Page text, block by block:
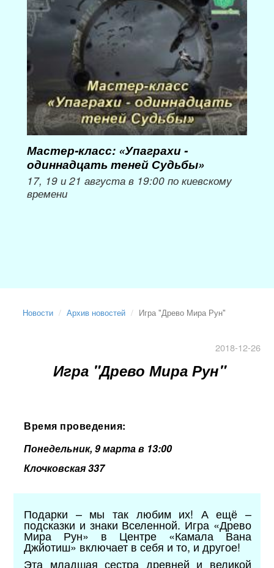
Мастер-класс: «Упаграхи -
одиннадцать теней Судьбы»
17, 19 и 21 августа в 19:00 по киевскому
времени
Новости Архив новостей Игра "Древо Мира Рун"
2018-12-26
Игра "Древо Мира Рун"
Время проведения:
Понедельник, 9 марта в 13:00
Клочковская 337
Подарки – мы так любим их! А ещё –
подсказки и знаки Вселенной. Игра «Древо
Мира Рун» в Центре «Камала Вана
Джйотиш» включает в себя и то, и другое!
Эта младшая сестра древней и великой